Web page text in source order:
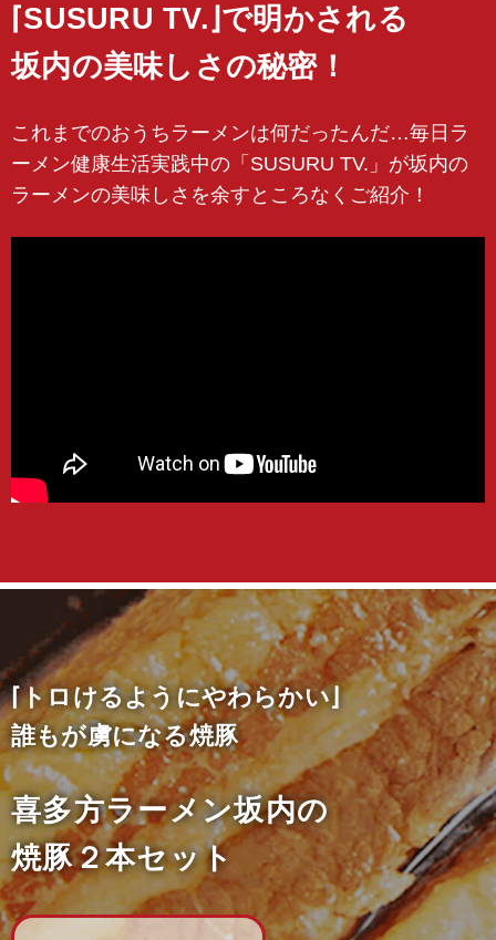
⌈SUSURU TV.⌋で明かされる
坂内の美味しさの秘密！
これまでのおうちラーメンは何だったんだ…毎日ラ
ーメン健康生活実践中の「SUSURU TV.」が坂内の
ラーメンの美味しさを余すところなくご紹介！
⌈トロけるようにやわらかい⌋
誰もが虜になる焼豚
喜多方ラーメン坂内の
焼豚２本セット